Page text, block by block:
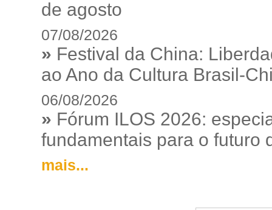
de agosto
07/08/2026
» Festival da China:
ao Ano da Cultura Brasil-
06/08/2026
» Fórum ILOS 2026:
fundamentais para o futuro
mais...